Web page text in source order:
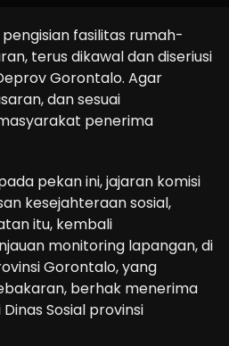
fasilitas rumah-
terus dikawal dan diseriusi
Gorontalo. Agar
dan sesuai
penerima
pekan ini, jajaran komisi
kesejahteraan sosial,
itu, kembali
monitoring lapangan, di
Gorontalo, yang
berhak menerima
Sosial provinsi